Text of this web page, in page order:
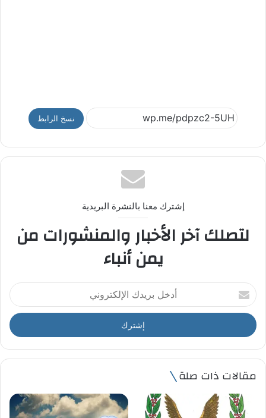
نسخ الرابط
إشترك معنا بالنشرة البريدية
لتصلك آخر الأخبار والمنشورات من
يمن أنباء
أ
د
خ
ل
ر
د
مقالات ذات صلة